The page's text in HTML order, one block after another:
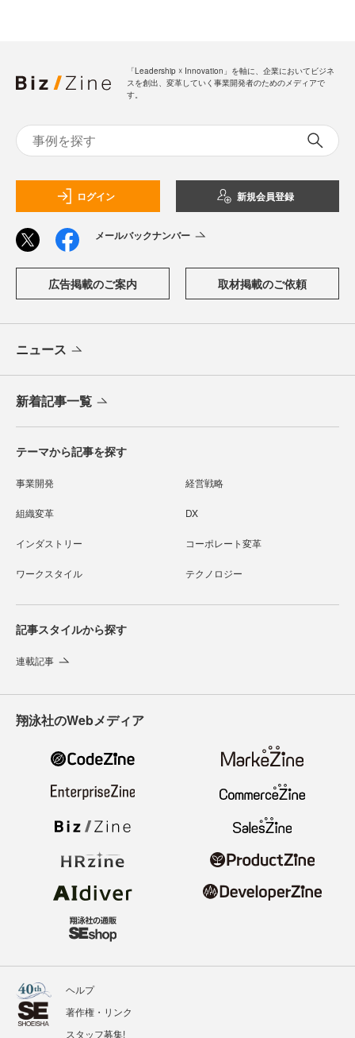
「Leadership ☓ Innovation」を軸に、企業においてビジネ
スを創出、変革していく事業開発者のためのメディアで
す。
ログイン 新規会員登録
メールバックナンバー
広告掲載のご案内 取材掲載のご依頼
ニュース
新着記事一覧
テーマから記事を探す
事業開発 経営戦略
組織変革 DX
インダストリー コーポレート変革
ワークスタイル テクノロジー
記事スタイルから探す
連載記事
翔泳社のWebメディア
ヘルプ
著作権・リンク
スタッフ募集!